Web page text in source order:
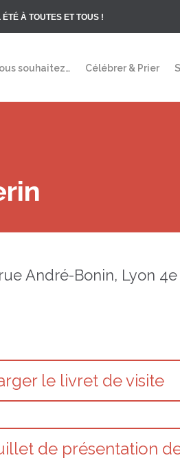
ÉTÉ À TOUTES ET TOUS !
souhaitez… Célébrer & Prier
André-Bonin, Lyon 4e
le livret de visite
de présentation